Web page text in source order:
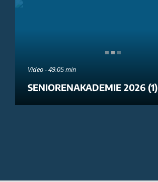
Video - 49:05 min
SENIORENAKADEMIE 2026 (1)